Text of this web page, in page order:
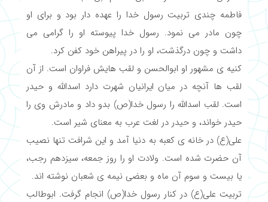
فاطمه چندی تربیت رسول خدا را عهده دار بود و برای او
چون مادر می نمود. رسول خدا پیوسته او را گرامی می
داشت و چون درگذشت، او را در پیراهن خود کفن کرد.
کنیه ی مشهور او ابوالحسن و لقب هایش فراوان است. از آن
لقب ها آنچه در میان ایرانیان شهرت دارد اسدالله و حیدر
است. لقب اسدالله را رسول خدا(ص) بدو داد و مادرش وی را
حیدر خواند، و حیدر در لغت عرب به معنای شیر است.
علی(ع) در خانه ی کعبه به دنیا آمد و این شرافت تنها نصیب
آن حضرت شده است. ولادت او را روز جمعه، سیزدهم رجب،
یا بیست و سوم آن ماه و بعضی نیمه ی شعبان نوشته اند.
تربیت علی(ع) در کنار رسول خدا(ص) انجام گرفت. ابوطالب